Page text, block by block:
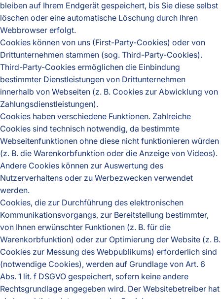
bleiben auf Ihrem Endgerät gespeichert, bis Sie diese selbst
löschen oder eine automatische Löschung durch Ihren
Webbrowser erfolgt.
Cookies können von uns (First-Party-Cookies) oder von
Drittunternehmen stammen (sog. Third-Party-Cookies).
Third-Party-Cookies ermöglichen die Einbindung
bestimmter Dienstleistungen von Drittunternehmen
innerhalb von Webseiten (z. B. Cookies zur Abwicklung von
Zahlungsdienstleistungen).
Cookies haben verschiedene Funktionen. Zahlreiche
Cookies sind technisch notwendig, da bestimmte
Webseitenfunktionen ohne diese nicht funktionieren würden
(z. B. die Warenkorbfunktion oder die Anzeige von Videos).
Andere Cookies können zur Auswertung des
Nutzerverhaltens oder zu Werbezwecken verwendet
werden.
Cookies, die zur Durchführung des elektronischen
Kommunikationsvorgangs, zur Bereitstellung bestimmter,
von Ihnen erwünschter Funktionen (z. B. für die
Warenkorbfunktion) oder zur Optimierung der Website (z. B.
Cookies zur Messung des Webpublikums) erforderlich sind
(notwendige Cookies), werden auf Grundlage von Art. 6
Abs. 1 lit. f DSGVO gespeichert, sofern keine andere
Rechtsgrundlage angegeben wird. Der Websitebetreiber hat